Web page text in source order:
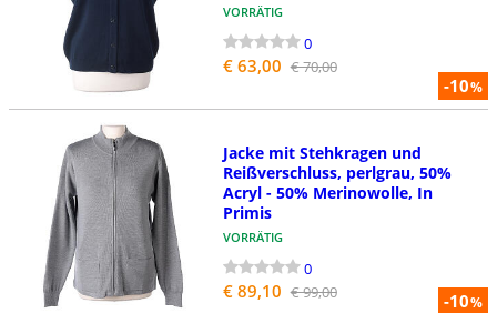
-10%
VORRÄTIG
0
€ 63,00 € 70,00
-10%
Jacke mit Stehkragen und
Reißverschluss, perlgrau, 50%
Acryl - 50% Merinowolle, In
Primis
VORRÄTIG
0
€ 89,10 € 99,00